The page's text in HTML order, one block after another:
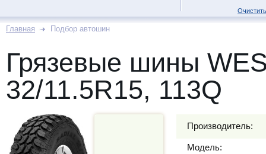
Главная Подбор автошин
Грязевые шины
32/11.5R15, 113Q
Производитель:
Модель: